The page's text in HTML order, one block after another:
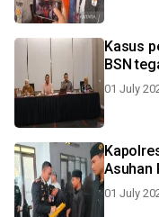
Kasus
BSN
01 July
Asuhan
01 July